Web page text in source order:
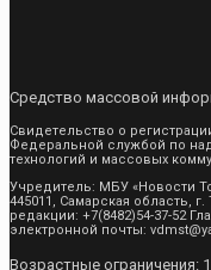
Средство массовой
Свидетельство о
Федеральной службой по
технологий и массовых
Учредитель: МБУ «Новости
445011, Самарская область,
редакции: +7(8482)54-37-52
электронной почты:
Возрастные ограничения: